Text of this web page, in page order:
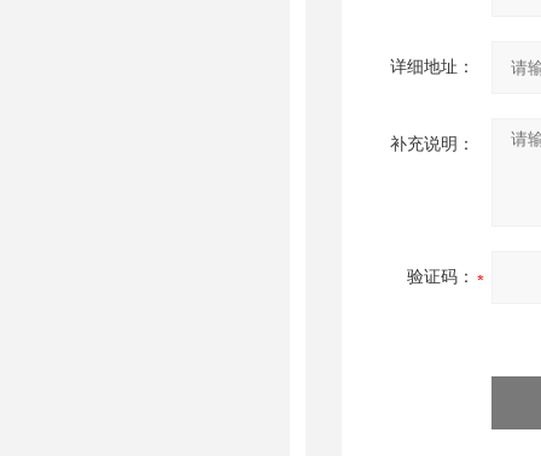
详细地址：
补充说明：
验证码：